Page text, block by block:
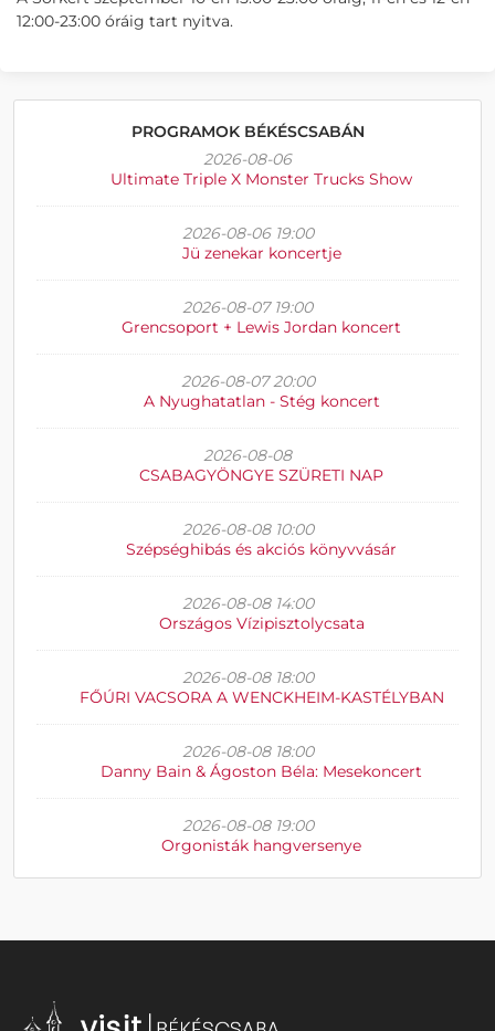
12:00-23:00 óráig tart nyitva.
PROGRAMOK BÉKÉSCSABÁN
2026-08-06
Ultimate Triple X Monster Trucks Show
2026-08-06 19:00
Jü zenekar koncertje
2026-08-07 19:00
Grencsoport + Lewis Jordan koncert
2026-08-07 20:00
A Nyughatatlan - Stég koncert
2026-08-08
CSABAGYÖNGYE SZÜRETI NAP
2026-08-08 10:00
Szépséghibás és akciós könyvvásár
2026-08-08 14:00
Országos Vízipisztolycsata
2026-08-08 18:00
FŐÚRI VACSORA A WENCKHEIM-KASTÉLYBAN
2026-08-08 18:00
Danny Bain & Ágoston Béla: Mesekoncert
2026-08-08 19:00
Orgonisták hangversenye